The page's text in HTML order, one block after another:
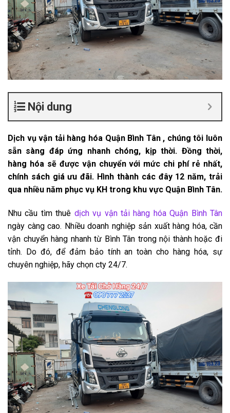
Nội dung
Dịch vụ vận tải hàng hóa Quận Bình Tân , chúng tôi luôn
sẵn sàng đáp ứng nhanh chóng, kịp thời. Đồng thời,
hàng hóa sẽ được vận chuyển với mức chi phí rẻ nhất,
chính sách giá ưu đãi. Hình thành các đây 12 năm, trải
qua nhiều năm phục vụ KH trong khu vực Quận Bình Tân.
Nhu cầu tìm thuê dịch vụ vận tải hàng hóa Quận Bình Tân
ngày càng cao. Nhiều doanh nghiệp sản xuất hàng hóa, cần
vận chuyển hàng nhanh từ Bình Tân trong nội thành hoặc đi
tỉnh. Do đó, để đảm bảo tính an toàn cho hàng hóa, sự
chuyên nghiệp, hãy chọn cty 24/7.